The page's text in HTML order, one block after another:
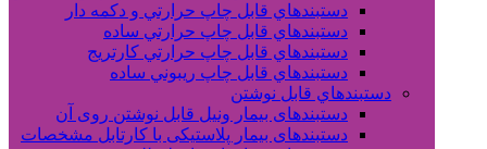
دستبندهاي قابل چاپ حرارتي و دکمه دار
دستبندهاي قابل چاپ حرارتي ساده
دستبندهاي قابل چاپ حرارتي کارتريج
دستبندهاي قابل چاپ ريبوني ساده
دستبندهاي قابل نوشتن
دستبندهای بیمار ونیل قابل نوشتن روی آن
دستبندهای بیمار پلاستیکی با کارتابل مشخصات